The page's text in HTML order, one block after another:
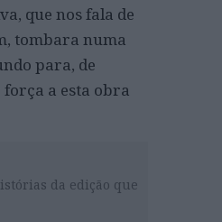
que nos fala de
tombara numa
para, de
a esta obra
da edição que